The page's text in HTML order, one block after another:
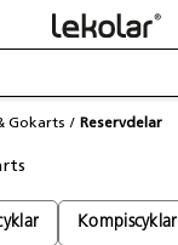
Gokarts Reservdelar
Kompiscyklar